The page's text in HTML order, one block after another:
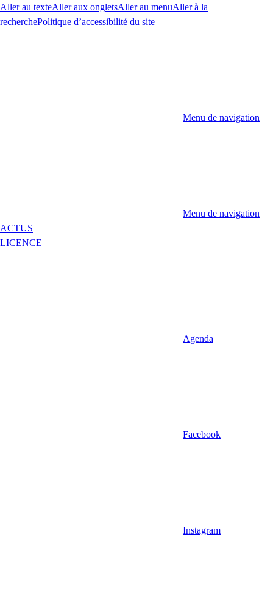
Aller au texteAller aux ongletsAller au menuAller à la
recherchePolitique d’accessibilité du site
Menu de navigation
Menu de navigation
ACTUS
LICENCE
Agenda
Facebook
Instagram